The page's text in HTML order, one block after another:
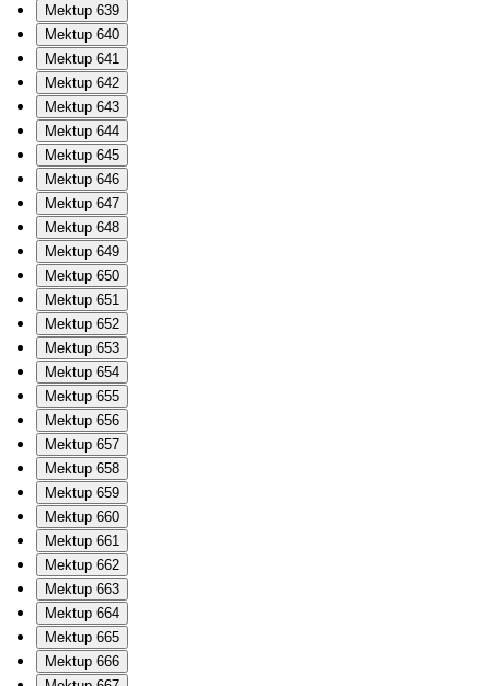
Mektup 639
Mektup 640
Mektup 641
Mektup 642
Mektup 643
Mektup 644
Mektup 645
Mektup 646
Mektup 647
Mektup 648
Mektup 649
Mektup 650
Mektup 651
Mektup 652
Mektup 653
Mektup 654
Mektup 655
Mektup 656
Mektup 657
Mektup 658
Mektup 659
Mektup 660
Mektup 661
Mektup 662
Mektup 663
Mektup 664
Mektup 665
Mektup 666